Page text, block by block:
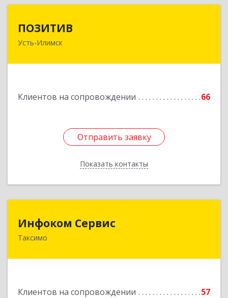
ПОЗИТИВ
Усть-Илимск
Клиентов на сопровождении 66
Отправить заявку
Показать контакты
666679, Иркутская обл, Усть-Илимск г, Дружбы
Отправить заявку
Назад
Инфоком Сервис
Таксимо
Клиентов на сопровождении 57
671560, Республика Бурятия, Муйский р-н, пгт.